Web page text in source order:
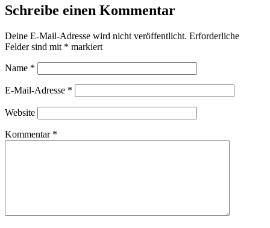
Schreibe einen Kommentar
Deine E-Mail-Adresse wird nicht veröffentlicht. Erforderliche
Felder sind mit * markiert
Name *
E-Mail-Adresse *
Website
Kommentar *